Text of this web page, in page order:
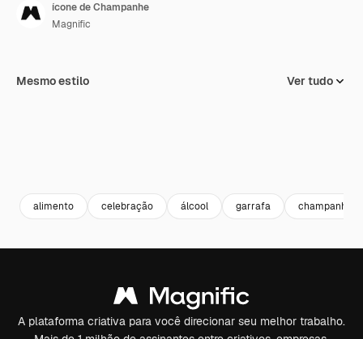
ícone de Champanhe
Magnific
Mesmo estilo Ver tudo
alimento celebração álcool garrafa champanhe
A plataforma criativa para você direcionar seu melhor trabalho.